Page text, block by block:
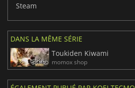
Steam
DANS LA MÊME SÉRIE
Toukiden Kiwami
momox shop